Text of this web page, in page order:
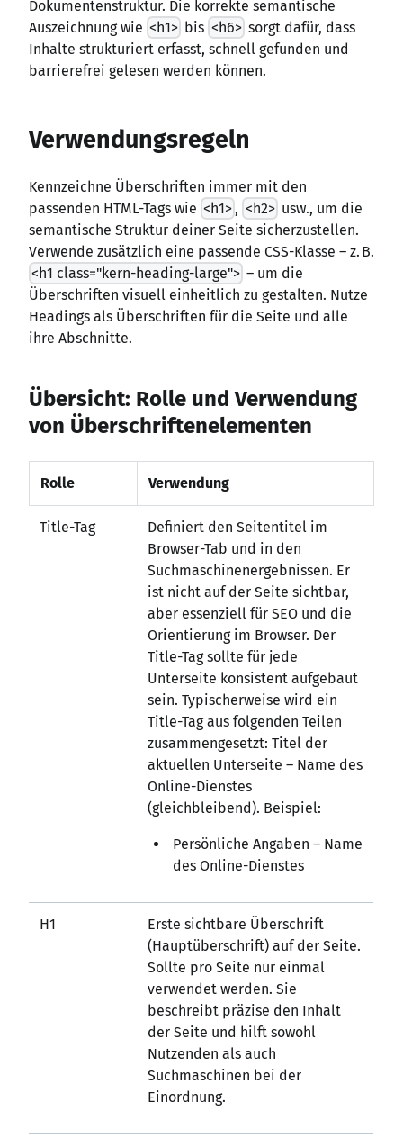
Dokumentenstruktur. Die korrekte semantische
Auszeichnung wie <h1> bis <h6> sorgt dafür, dass
Inhalte strukturiert erfasst, schnell gefunden und
barrierefrei gelesen werden können.
Verwendungsregeln
Kennzeichne Überschriften immer mit den
passenden HTML-Tags wie <h1>, <h2> usw., um die
semantische Struktur deiner Seite sicherzustellen.
Verwende zusätzlich eine passende CSS-Klasse – z. B.
<h1 class="kern-heading-large"> – um die
Überschriften visuell einheitlich zu gestalten. Nutze
Headings als Überschriften für die Seite und alle
ihre Abschnitte.
Übersicht: Rolle und Verwendung
von Überschriftenelementen
Rolle Verwendung
Title-Tag
Definiert den Seitentitel im
Browser-Tab und in den
Suchmaschinenergebnissen. Er
ist nicht auf der Seite sichtbar,
aber essenziell für SEO und die
Orientierung im Browser. Der
Title-Tag sollte für jede
Unterseite konsistent aufgebaut
sein. Typischerweise wird ein
Title-Tag aus folgenden Teilen
zusammengesetzt: Titel der
aktuellen Unterseite – Name des
Online-Dienstes
(gleichbleibend). Beispiel:
Persönliche Angaben – Name
des Online-Dienstes
H1
Erste sichtbare Überschrift
(Hauptüberschrift) auf der Seite.
Sollte pro Seite nur einmal
verwendet werden. Sie
beschreibt präzise den Inhalt
der Seite und hilft sowohl
Nutzenden als auch
Suchmaschinen bei der
Einordnung.